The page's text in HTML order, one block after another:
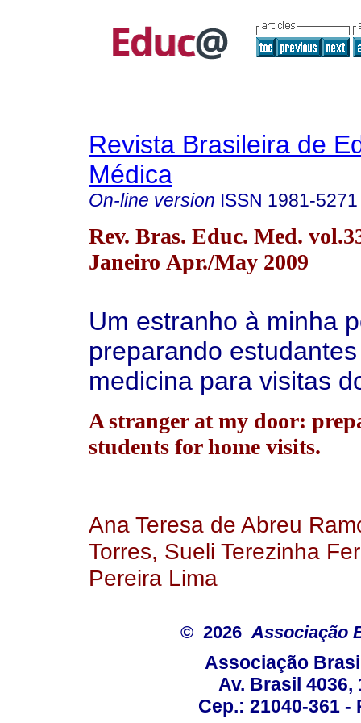
Revista Brasileira de
Médica
On-line version ISSN 1981-5271
Rev. Bras. Educ. Med.
Janeiro Apr./May 2009
Um estranho à minha
preparando
medicina para visitas
A stranger at my door:
students for home visits.
Ana Teresa de Abreu
Torres, Sueli Terezinha
Pereira Lima
© 2026 Associação
Associação
Av. Brasil 4036,
Cep.: 21040-361